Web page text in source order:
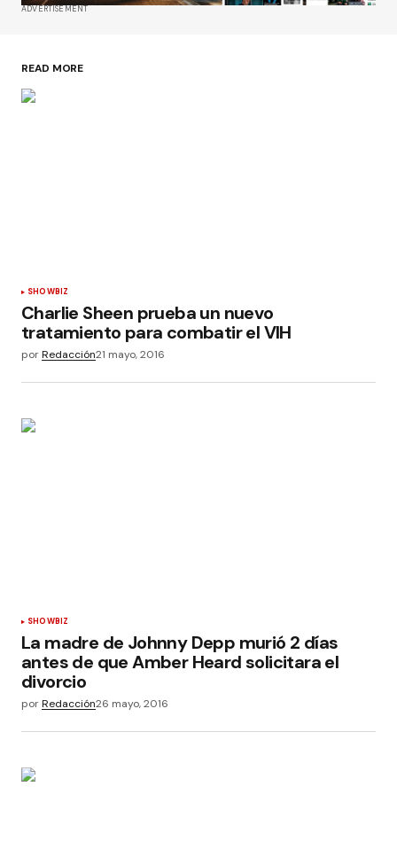
ADVERTISEMENT
READ MORE
SHOWBIZ
Charlie Sheen prueba un nuevo
tratamiento para combatir el VIH
porRedacción21 mayo, 2016
SHOWBIZ
La madre de Johnny Depp murió 2 días
antes de que Amber Heard solicitara el
divorcio
porRedacción26 mayo, 2016